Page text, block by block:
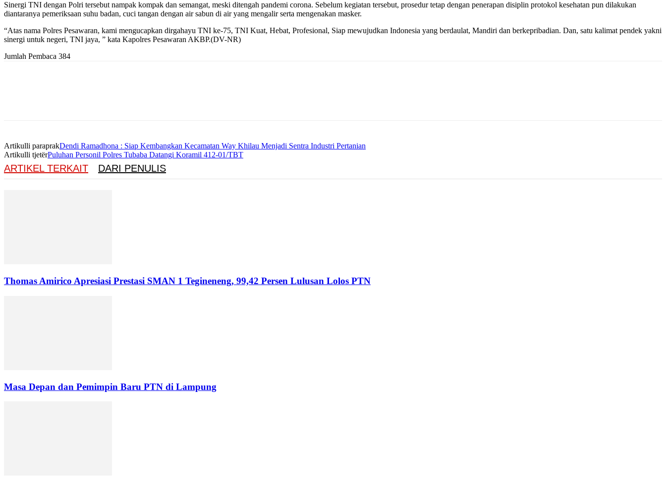
Sinergi TNI dengan Polri tersebut nampak kompak dan semangat, meski ditengah pandemi corona. Sebelum kegiatan tersebut, prosedur tetap dengan penerapan disiplin protokol kesehatan pun dilakukan
diantaranya pemeriksaan suhu badan, cuci tangan dengan air sabun di air yang mengalir serta mengenakan masker.
“Atas nama Polres Pesawaran, kami mengucapkan dirgahayu TNI ke-75, TNI Kuat, Hebat, Profesional, Siap mewujudkan Indonesia yang berdaulat, Mandiri dan berkepribadian. Dan, satu kalimat pendek yakni
sinergi untuk negeri, TNI jaya, ” kata Kapolres Pesawaran AKBP.(DV-NR)
Jumlah Pembaca 384
Artikulli paraprakDendi Ramadhona : Siap Kembangkan Kecamatan Way Khilau Menjadi Sentra Industri Pertanian
Artikulli tjetërPuluhan Personil Polres Tubaba Datangi Koramil 412-01/TBT
ARTIKEL TERKAIT DARI PENULIS
Thomas Amirico Apresiasi Prestasi SMAN 1 Tegineneng, 99,42 Persen Lulusan Lolos PTN
Masa Depan dan Pemimpin Baru PTN di Lampung